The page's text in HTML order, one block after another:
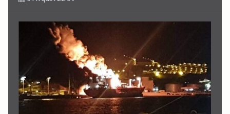
Ərdoğana sui-qəsd planının iştirakçısı detalları açıqladı